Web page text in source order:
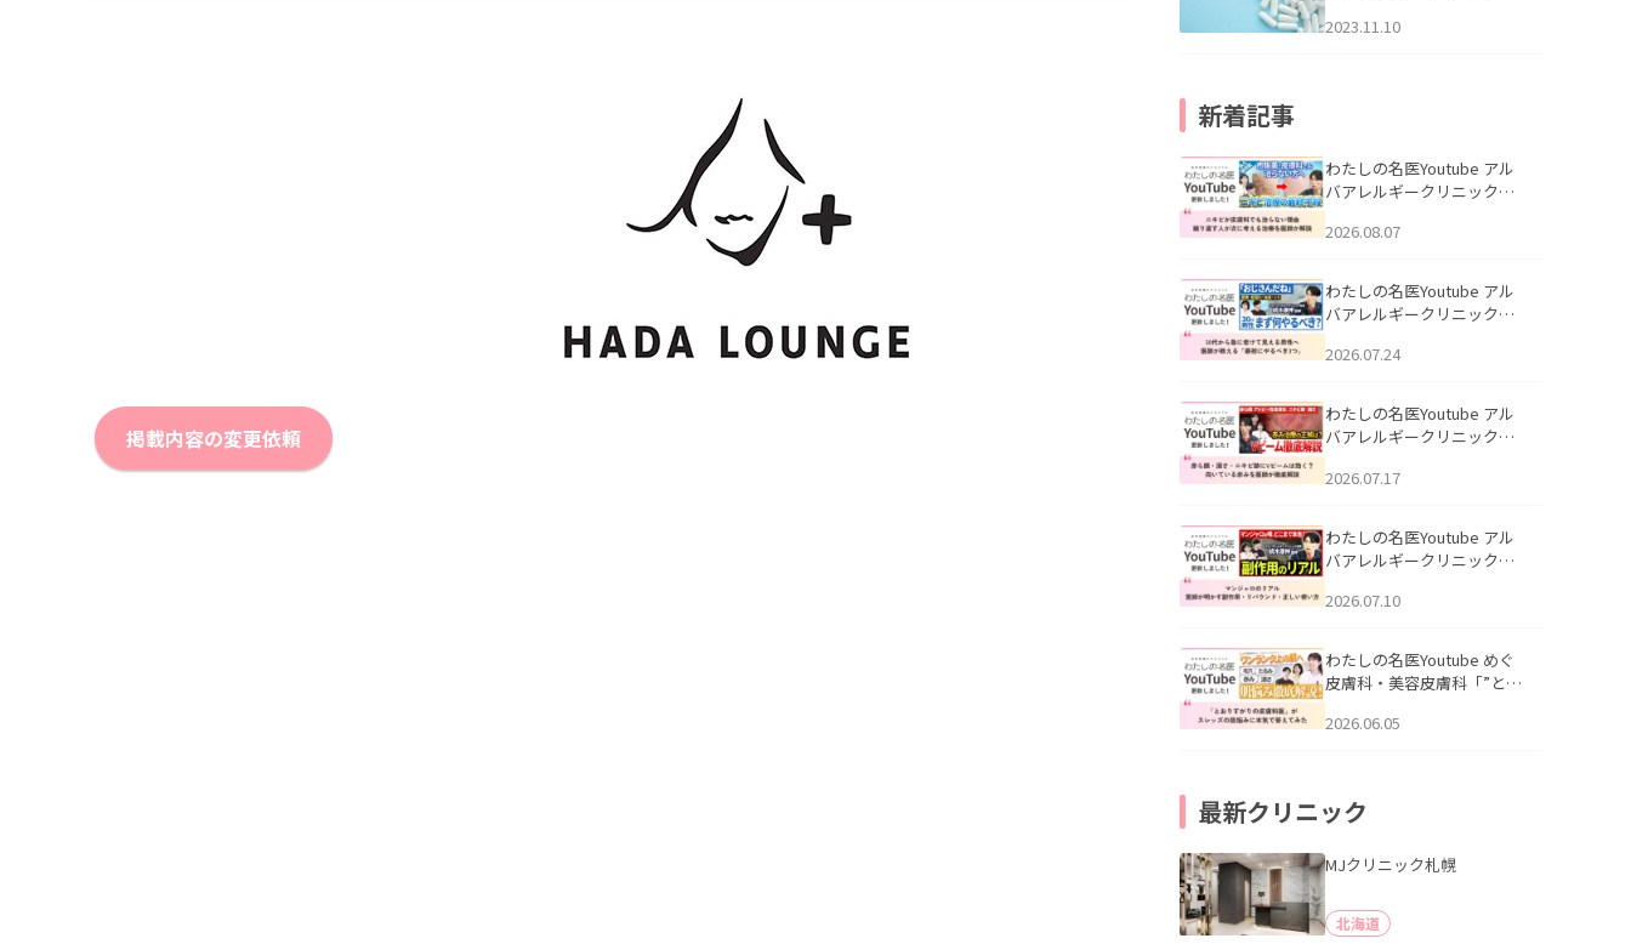
掲載内容の変更依頼
2023.11.10
新着記事
わたしの名医Youtube アル
バアレルギークリニック札
らない理由｜繰り返す人が
説」を公開いたしました。
2026.08.07
わたしの名医Youtube アル
バアレルギークリニック札
える男性へ｜医師が教える
公開いたしました。
2026.07.24
わたしの名医Youtube アル
バアレルギークリニック札
跡にVビームは効く？向いて
説」を公開いたしました。
2026.07.17
わたしの名医Youtube アル
バアレルギークリニック札
医師が明かす副作用・リバ
公開いたしました。
2026.07.10
わたしの名医Youtube めぐ
皮膚科・美容皮膚科「”とお
ッズの肌悩みに本気で答え
2026.06.05
最新クリニック
MJクリニック札幌
北海道